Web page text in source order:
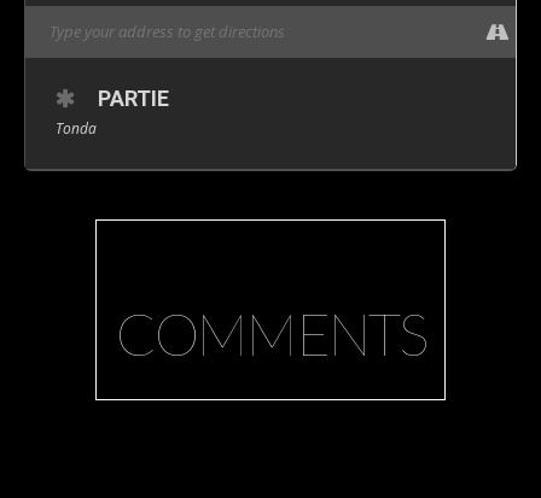
PARTIE
Tonda
COMMENTS